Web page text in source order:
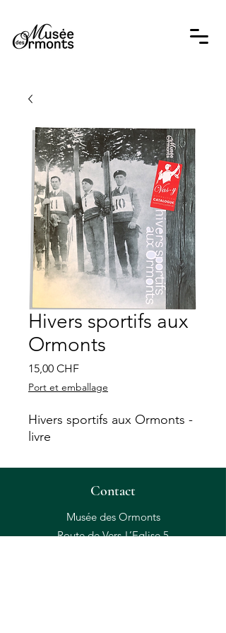
Hivers sportifs aux
Ormonts
15,00 CHFPrix
Port et emballage
Hivers sportifs aux Ormonts -
livre
Contact
Musée des Ormonts
Route de Vers-L’Eglise 5